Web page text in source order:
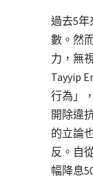
過去5年
數。然
力，無
Tayyip
行為」
開除違
的立論
反。自
幅降息